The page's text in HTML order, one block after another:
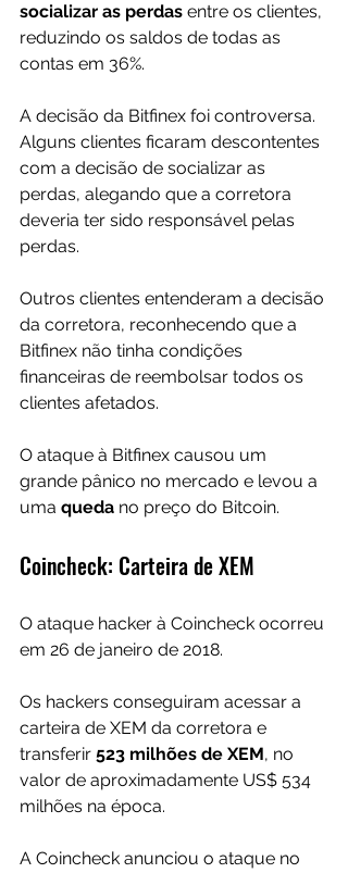
socializar as perdas entre os clientes,
reduzindo os saldos de todas as
contas em 36%.
A decisão da Bitfinex foi controversa.
Alguns clientes ficaram descontentes
com a decisão de socializar as
perdas, alegando que a corretora
deveria ter sido responsável pelas
perdas.
Outros clientes entenderam a decisão
da corretora, reconhecendo que a
Bitfinex não tinha condições
financeiras de reembolsar todos os
clientes afetados.
O ataque à Bitfinex causou um
grande pânico no mercado e levou a
uma queda no preço do Bitcoin.
Coincheck: Carteira de XEM
O ataque hacker à Coincheck ocorreu
em 26 de janeiro de 2018.
Os hackers conseguiram acessar a
carteira de XEM da corretora e
transferir 523 milhões de XEM, no
valor de aproximadamente US$ 534
milhões na época.
A Coincheck anunciou o ataque no